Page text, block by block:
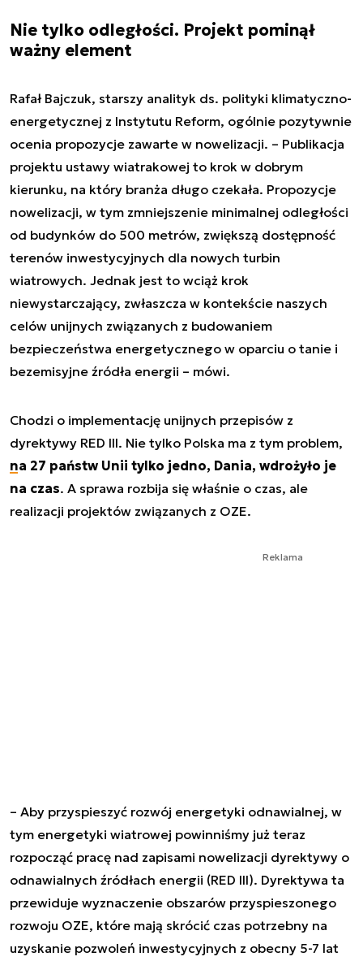
Nie tylko odległości. Projekt pominął
ważny element
Rafał Bajczuk, starszy analityk ds. polityki klimatyczno-
energetycznej z Instytutu Reform, ogólnie pozytywnie
ocenia propozycje zawarte w nowelizacji. – Publikacja
projektu ustawy wiatrakowej to krok w dobrym
kierunku, na który branża długo czekała. Propozycje
nowelizacji, w tym zmniejszenie minimalnej odległości
od budynków do 500 metrów, zwiększą dostępność
terenów inwestycyjnych dla nowych turbin
wiatrowych. Jednak jest to wciąż krok
niewystarczający, zwłaszcza w kontekście naszych
celów unijnych związanych z budowaniem
bezpieczeństwa energetycznego w oparciu o tanie i
bezemisyjne źródła energii – mówi.
Chodzi o implementację unijnych przepisów z
dyrektywy RED III. Nie tylko Polska ma z tym problem,
na 27 państw Unii tylko jedno, Dania, wdrożyło je
na czas. A sprawa rozbija się właśnie o czas, ale
realizacji projektów związanych z OZE.
Reklama
– Aby przyspieszyć rozwój energetyki odnawialnej, w
tym energetyki wiatrowej powinniśmy już teraz
rozpocząć pracę nad zapisami nowelizacji dyrektywy o
odnawialnych źródłach energii (RED III). Dyrektywa ta
przewiduje wyznaczenie obszarów przyspieszonego
rozwoju OZE, które mają skrócić czas potrzebny na
uzyskanie pozwoleń inwestycyjnych z obecny 5-7 lat